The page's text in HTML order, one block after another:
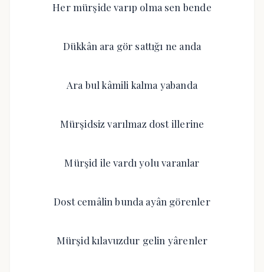
Her mürşide varıp olma sen bende
Dükkân ara gör sattığı ne anda
Ara bul kâmili kalma yabanda
Mürşidsiz varılmaz dost illerine
Mürşid ile vardı yolu varanlar
Dost cemâlin bunda ayân görenler
Mürşid kılavuzdur gelin yârenler